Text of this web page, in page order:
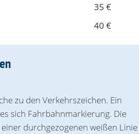
35 €
40 €
zu den Verkehrszeichen. Ein
sich Fahrbahnmarkierung. Die
durchgezogenen weißen Linie